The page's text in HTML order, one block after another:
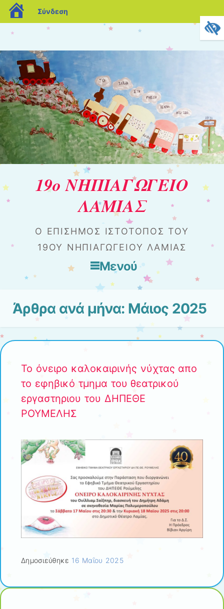
blogs.sch.gr
Σύνδεση
19ο ΝΗΠΙΑΓΩΓΕΙΟ
ΛΑΜΙΑΣ
Ο ΕΠΊΣΗΜΟΣ ΙΣΤΌΤΟΠΟΣ ΤΟΥ
19ΟΥ ΝΗΠΙΑΓΩΓΕΊΟΥ ΛΑΜΊΑΣ
Μενού
Άρθρα ανά μήνα: Μάιος 2025
Το όνειρο καλοκαιρινής νύχτας απο
το εφηβικό τμημα του θεατρικού
εργαστηριου του ΔΗΠΕΘΕ
ΡΟΥΜΕΛΗΣ
Δημοσιεύθηκε 16 Μαΐου 2025